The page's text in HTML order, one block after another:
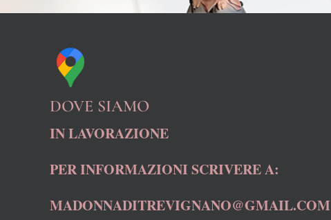
DOVE SIAMO
IN LAVORAZIONE
PER INFORMAZIONI SCRIVERE A:
MADONNADITREVIGNANO@GMAIL.COM